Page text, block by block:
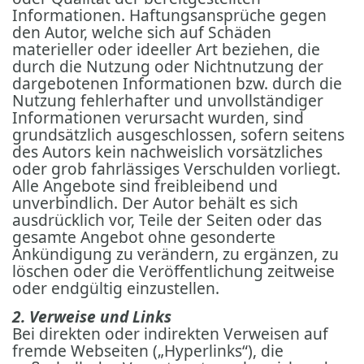
Informationen. Haftungsansprüche gegen
den Autor, welche sich auf Schäden
materieller oder ideeller Art beziehen, die
durch die Nutzung oder Nichtnutzung der
dargebotenen Informationen bzw. durch die
Nutzung fehlerhafter und unvollständiger
Informationen verursacht wurden, sind
grundsätzlich ausgeschlossen, sofern seitens
des Autors kein nachweislich vorsätzliches
oder grob fahrlässiges Verschulden vorliegt.
Alle Angebote sind freibleibend und
unverbindlich. Der Autor behält es sich
ausdrücklich vor, Teile der Seiten oder das
gesamte Angebot ohne gesonderte
Ankündigung zu verändern, zu ergänzen, zu
löschen oder die Veröffentlichung zeitweise
oder endgültig einzustellen.
2. Verweise und Links
Bei direkten oder indirekten Verweisen auf
fremde Webseiten („Hyperlinks“), die